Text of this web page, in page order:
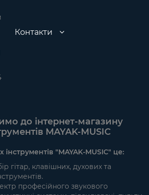
Контакти
до інтернет-магазину
MAYAK-MUSIC
"MAYAK-MUSIC" це:
гітар, клавішних, духових та
професійного звукового